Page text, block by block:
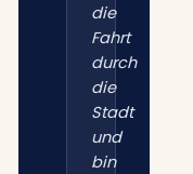
die
Fahrt
durch
die
Stadt
und
bin